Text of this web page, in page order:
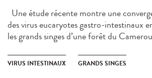
Une étude récente montre une
des virus eucaryotes gastro-intestinaux
les grands singes d’une forêt du
VIRUS INTESTINAUX GRANDS SINGES